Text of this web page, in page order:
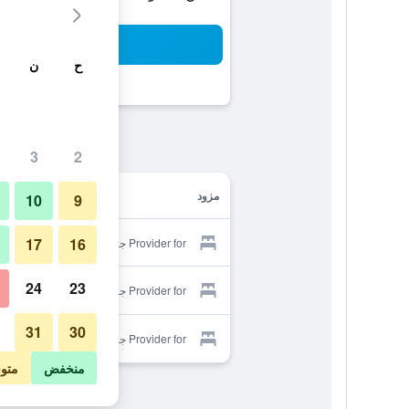
مزود
Provider for جراند هوتل آند سبا
Provider for جراند هوتل آند سبا
Provider for جراند هوتل آند سبا
ح ن
2
3
9
10
16
17
23
24
30
31
منخفض